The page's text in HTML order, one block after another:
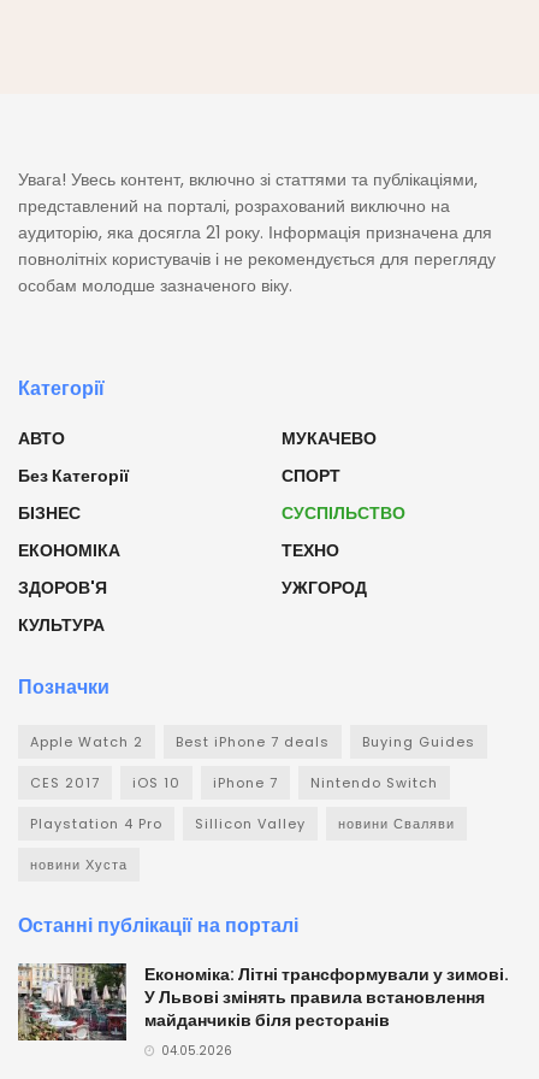
Увага! Увесь контент, включно зі статтями та публікаціями,
представлений на порталі, розрахований виключно на
аудиторію, яка досягла 21 року. Інформація призначена для
повнолітніх користувачів і не рекомендується для перегляду
особам молодше зазначеного віку.
Категорії
АВТО
Без Категорії
БІЗНЕС
ЕКОНОМІКА
ЗДОРОВ'Я
КУЛЬТУРА
МУКАЧЕВО
СПОРТ
СУСПІЛЬСТВО
ТЕХНО
УЖГОРОД
Позначки
Apple Watch 2 Best iPhone 7 deals Buying Guides
CES 2017 iOS 10 iPhone 7 Nintendo Switch
Playstation 4 Pro Sillicon Valley новини Сваляви
новини Хуста
Останні публікації на порталі
Економіка: Літні трансформували у зимові.
У Львові змінять правила встановлення
майданчиків біля ресторанів
04.05.2026